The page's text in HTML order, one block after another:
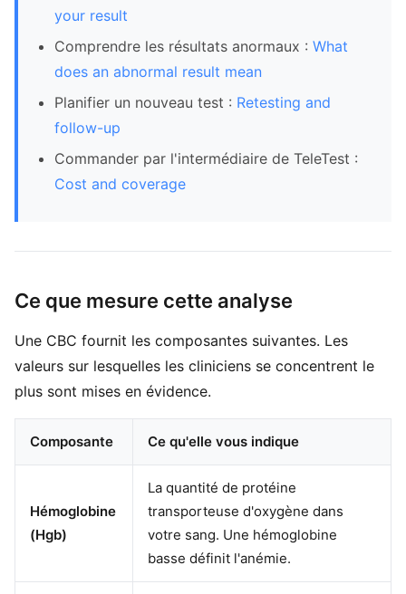
your result
Comprendre les résultats anormaux : What
does an abnormal result mean
Planifier un nouveau test : Retesting and
follow-up
Commander par l'intermédiaire de TeleTest :
Cost and coverage
Ce que mesure cette analyse
Une CBC fournit les composantes suivantes. Les
valeurs sur lesquelles les cliniciens se concentrent le
plus sont mises en évidence.
Composante Ce qu'elle vous indique
Hémoglobine
(Hgb)
La quantité de protéine
transporteuse d'oxygène dans
votre sang. Une hémoglobine
basse définit l'anémie.